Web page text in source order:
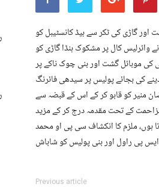
اور گاڑی کی ٹکر سے ہیڈ کانسٹیبل کو
وائرلیس کال پر مشکوک ہنڈا گاڑی کو
کی موبائل گشت اور بنی چوک ناکے پر
کی بجائے پولیس پر سیدھی فائرنگ
منیر کو قابو کر کے اس کے قبضہ سے
مزاحمت کے تحت مقدمہ درج کر کے مزید
ہوں، ملزم کا انکشاف سی پی او محمد
پی راول اور بنی پولیس کو شاباش
Previous article